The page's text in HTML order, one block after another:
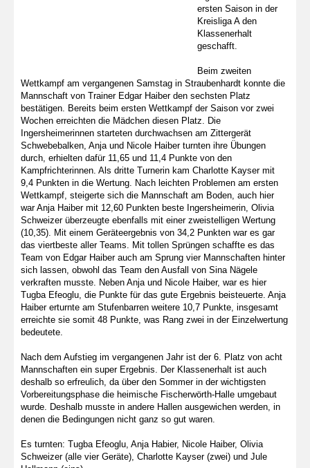
ersten Saison in der
Kreisliga A den
Klassenerhalt
geschafft.
Beim zweiten
Wettkampf am vergangenen Samstag in Straubenhardt konnte die
Mannschaft von Trainer Edgar Haiber den sechsten Platz
bestätigen. Bereits beim ersten Wettkampf der Saison vor zwei
Wochen erreichten die Mädchen diesen Platz. Die
Ingersheimerinnen starteten durchwachsen am Zittergerät
Schwebebalken, Anja und Nicole Haiber turnten ihre Übungen
durch, erhielten dafür 11,65 und 11,4 Punkte von den
Kampfrichterinnen. Als dritte Turnerin kam Charlotte Kayser mit
9,4 Punkten in die Wertung. Nach leichten Problemen am ersten
Wettkampf, steigerte sich die Mannschaft am Boden, auch hier
war Anja Haiber mit 12,60 Punkten beste Ingersheimerin, Olivia
Schweizer überzeugte ebenfalls mit einer zweistelligen Wertung
(10,35). Mit einem Geräteergebnis von 34,2 Punkten war es gar
das viertbeste aller Teams. Mit tollen Sprüngen schaffte es das
Team von Edgar Haiber auch am Sprung vier Mannschaften hinter
sich lassen, obwohl das Team den Ausfall von Sina Nägele
verkraften musste. Neben Anja und Nicole Haiber, war es hier
Tugba Efeoglu, die Punkte für das gute Ergebnis beisteuerte. Anja
Haiber erturnte am Stufenbarren weitere 10,7 Punkte, insgesamt
erreichte sie somit 48 Punkte, was Rang zwei in der Einzelwertung
bedeutete.
Nach dem Aufstieg im vergangenen Jahr ist der 6. Platz von acht
Mannschaften ein super Ergebnis. Der Klassenerhalt ist auch
deshalb so erfreulich, da über den Sommer in der wichtigsten
Vorbereitungsphase die heimische Fischerwörth-Halle umgebaut
wurde. Deshalb musste in andere Hallen ausgewichen werden, in
denen die Bedingungen nicht ganz so gut waren.
Es turnten: Tugba Efeoglu, Anja Habier, Nicole Haiber, Olivia
Schweizer (alle vier Geräte), Charlotte Kayser (zwei) und Jule